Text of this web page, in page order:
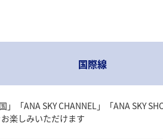
国際線
」「ANA SKY CHANNEL」「ANA SKY
楽しみいただけます